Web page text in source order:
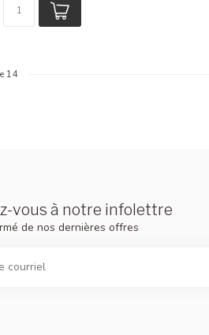
14
vous à notre infolettre
de nos dernières offres